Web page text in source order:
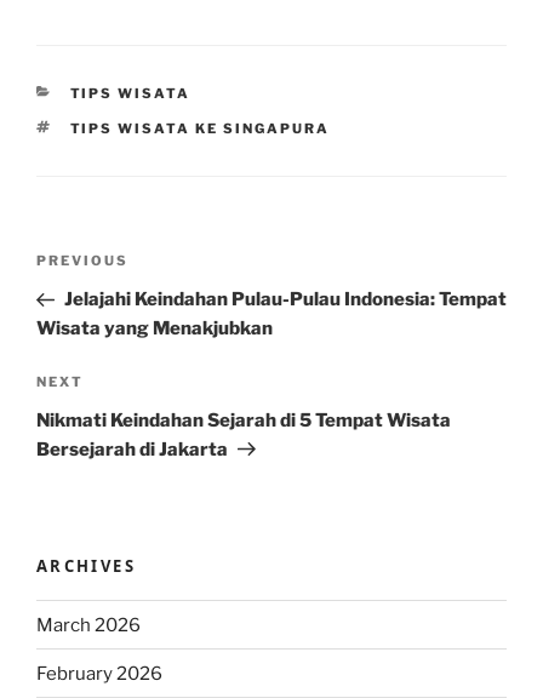
CATEGORIES
TIPS WISATA
TAGS
TIPS WISATA KE SINGAPURA
Previous
Post
PREVIOUS
Jelajahi Keindahan Pulau-Pulau Indonesia: Tempat
Wisata yang Menakjubkan
Next
Post
NEXT
Nikmati Keindahan Sejarah di 5 Tempat Wisata
Bersejarah di Jakarta
ARCHIVES
March 2026
February 2026